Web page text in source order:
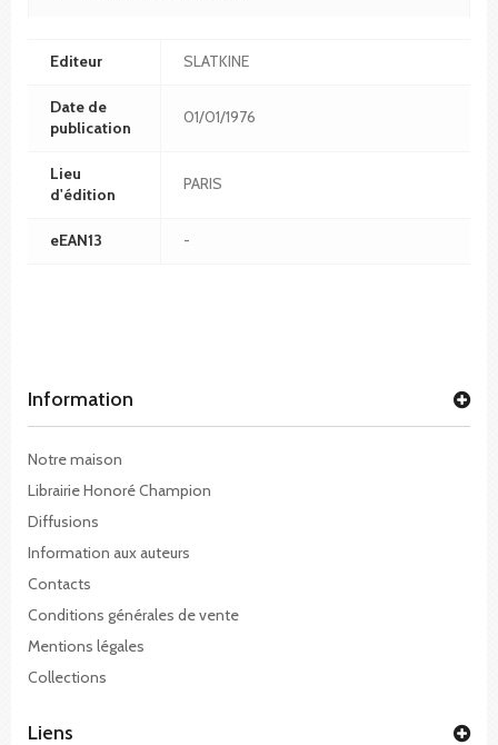
Editeur SLATKINE
Date de
publication
01/01/1976
Lieu
d'édition
PARIS
eEAN13 -
Information
Notre maison
Librairie Honoré Champion
Diffusions
Information aux auteurs
Contacts
Conditions générales de vente
Mentions légales
Collections
Liens